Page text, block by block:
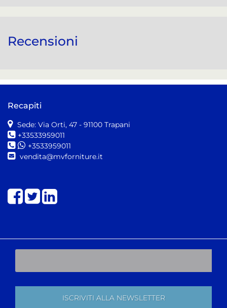
Recensioni
Recapiti
Sede: Via Orti, 47 - 91100 Trapani
+33533959011
+3533959011
vendita@mvforniture.it
Share on Facebook
Share on Twitter
Share on LinkedIn